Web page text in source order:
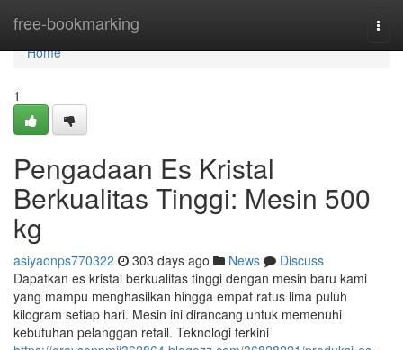
free-bookmarking
Home
Home
1
Pengadaan Es Kristal
Berkualitas Tinggi: Mesin 500
kg
asiyaonps770322 303 days ago News
Discuss
Dapatkan es kristal berkualitas tinggi dengan mesin baru kami
yang mampu menghasilkan hingga empat ratus lima puluh
kilogram setiap hari. Mesin ini dirancang untuk memenuhi
kebutuhan pelanggan retail. Teknologi terkini